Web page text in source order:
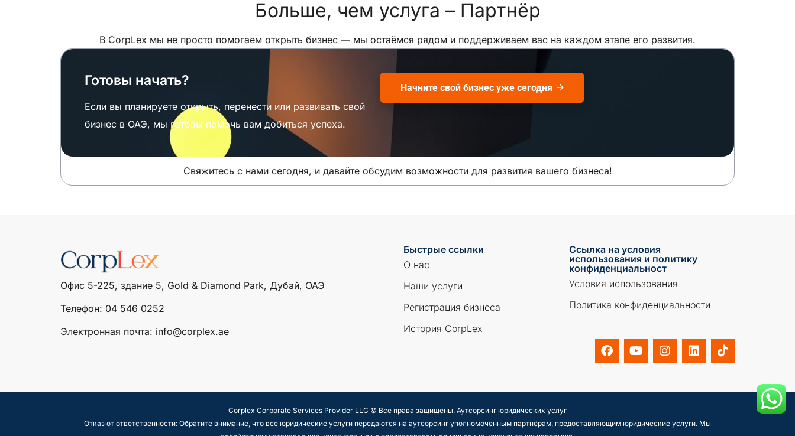
Больше, чем услуга – Партнёр
В CorpLex мы не просто помогаем открыть бизнес — мы остаёмся рядом и поддерживаем вас на каждом этапе его развития.
Готовы начать?
Если вы планируете открыть, перенести или развивать свой
бизнес в ОАЭ, мы готовы помочь вам добиться успеха.
Начните свой бизнес уже сегодня
Свяжитесь с нами сегодня, и давайте обсудим возможности для развития вашего бизнеса!
Офис 5-225, здание 5, Gold & Diamond Park, Дубай, ОАЭ
Телефон: ‎04 546 0252
Электронная почта: info@corplex.ae
Быстрые ссылки
О нас
Наши услуги
Регистрация бизнеса
История CorpLex
Ссылка на условия
использования и политику
конфиденциальност
Условия использования
Политика конфиденциальности
Corplex Corporate Services Provider LLC © Все права защищены. Аутсорсинг юридических услуг
Отказ от ответственности: Обратите внимание, что все юридические услуги передаются на аутсорсинг уполномоченным партнёрам, предоставляющим юридические услуги. Мы